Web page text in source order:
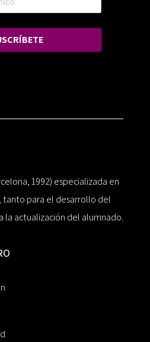
1992) especializada en
tanto para el desarrollo del
la actualización del alumnado.